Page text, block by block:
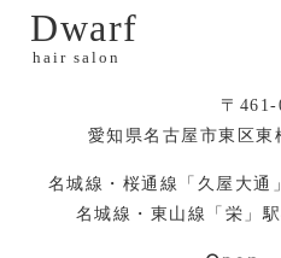
Dwarf
hair salon
〒461-
愛知県名古屋市東区
名城線・桜通線「久屋大通
名城線・東山線「栄」